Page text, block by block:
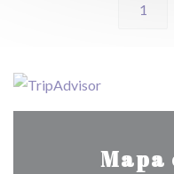
1
Mapa